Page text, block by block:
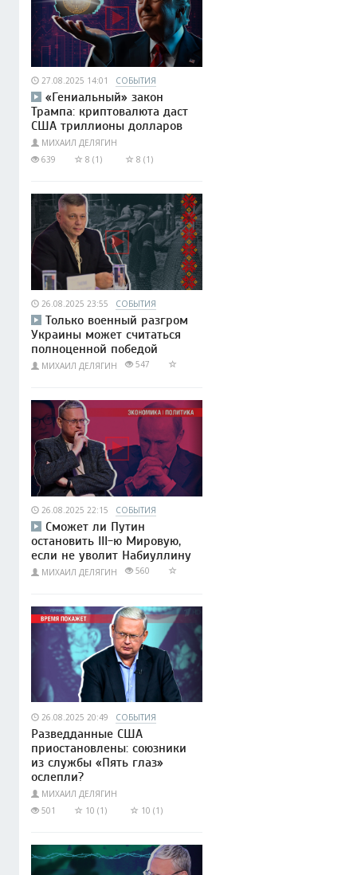
27.08.2025 14:01 СОБЫТИЯ
«Гениальный» закон
Трампа: криптовалюта даст
США триллионы долларов
МИХАИЛ ДЕЛЯГИН
639
8 (1) 8 (1)
26.08.2025 23:55 СОБЫТИЯ
Только военный разгром
Украины может считаться
полноценной победой
МИХАИЛ ДЕЛЯГИН 547
26.08.2025 22:15 СОБЫТИЯ
Сможет ли Путин
остановить III-ю Мировую,
если не уволит Набиуллину
МИХАИЛ ДЕЛЯГИН 560
26.08.2025 20:49 СОБЫТИЯ
Разведданные США
приостановлены: союзники
из службы «Пять глаз»
ослепли?
МИХАИЛ ДЕЛЯГИН
501
10 (1) 10 (1)